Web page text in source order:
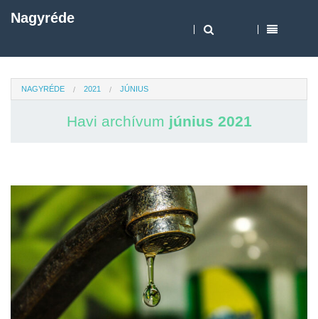
Nagyréde
NAGYRÉDE 2021 JÚNIUS
Havi archívum június 2021